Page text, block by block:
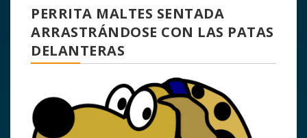
PERRITA MALTES SENTADA
ARRASTRÁNDOSE CON LAS PATAS
DELANTERAS